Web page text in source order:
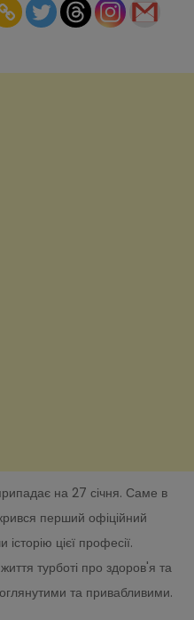
на 27 січня. Саме в
перший офіційний
цієї професії.
турботі про здоров'я та
та привабливими.